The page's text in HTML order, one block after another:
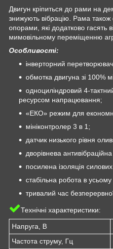
Двигун кріпиться до рами на
знижують вібрацію. Рама
опорами, які додатково гасять
мимовільному переміщенню
Особливості:
інверторний
обмотка двигуна зі 100%
одноциліндровий 4-
ресурсом напрацювання;
«ЕКО» режим для
мініконтролер 3 в 1;
датчик низького рівня
дворівнева
посилена ізоляція силових
стабільна робота в
тривалий час
Технічні характеристики:
Напруга, В
Частота струму, Гц